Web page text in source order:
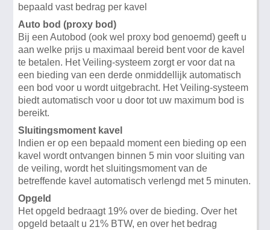
bepaald vast bedrag per kavel
Auto bod (proxy bod)
Bij een Autobod (ook wel proxy bod genoemd) geeft u
aan welke prijs u maximaal bereid bent voor de kavel
te betalen. Het Veiling-systeem zorgt er voor dat na
een bieding van een derde onmiddellijk automatisch
een bod voor u wordt uitgebracht. Het Veiling-systeem
biedt automatisch voor u door tot uw maximum bod is
bereikt.
Sluitingsmoment kavel
Indien er op een bepaald moment een bieding op een
kavel wordt ontvangen binnen 5 min voor sluiting van
de veiling, wordt het sluitingsmoment van de
betreffende kavel automatisch verlengd met 5 minuten.
Opgeld
Het opgeld bedraagt 19% over de bieding. Over het
opgeld betaalt u 21% BTW, en over het bedrag